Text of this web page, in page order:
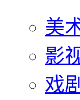
美
影
戏剧